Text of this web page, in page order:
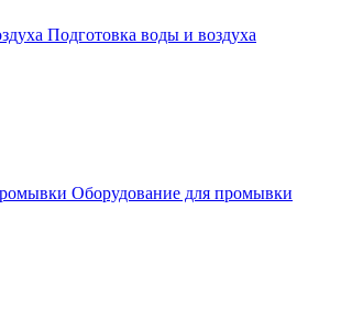
Подготовка воды и воздуха
Оборудование для промывки